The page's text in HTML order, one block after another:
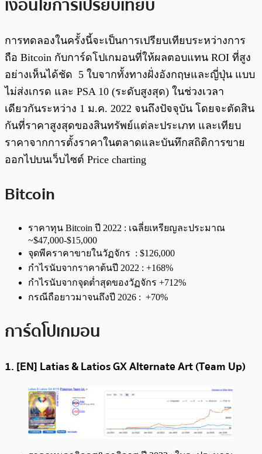
การทดลองในครั้งนี้จะเป็นการเปรียบเทียบระหว่างการ
ถือ Bitcoin กับการ์ดโปเกมอนที่ให้ผลตอบแทน ROI ที่สูง
อย่างเห็นได้ชัด 5 ใบจากทั้งทางฝั่งอังกฤษและญี่ปุ่น แบบ
ไม่ส่งเกรด และ PSA 10 (ระดับสูงสุด) ในช่วงเวลา
เดียวกันระหว่าง 1 ม.ค. 2022 จนถึงปัจจุบัน โดยจะตัดสิน
กันที่ราคาสูงสุดของสินทรัพย์แต่ละประเภท และเทียบ
ราคาจากการตั้งราคาในตลาดและบันทึกสถิติการขาย
ออกไปบนเว็บไซต์ Price charting
Bitcoin
ราคาทุน Bitcoin ปี 2022 : เฉลี่ยเหรียญละประมาณ
~$47,000-$15,000
จุดพีคราคาขายในวัฏจักร : $126,000
กำไรนับจากราคาต้นปี 2022 : +168%
กำไรนับจากจุดต่ำสุดของวัฏจักร +712%
กรณีถือยาวมาจนถึงปี 2026 : +70%
การ์ดโปเกมอน
1. [EN] Latias & Latios GX Alternate Art (Team Up)